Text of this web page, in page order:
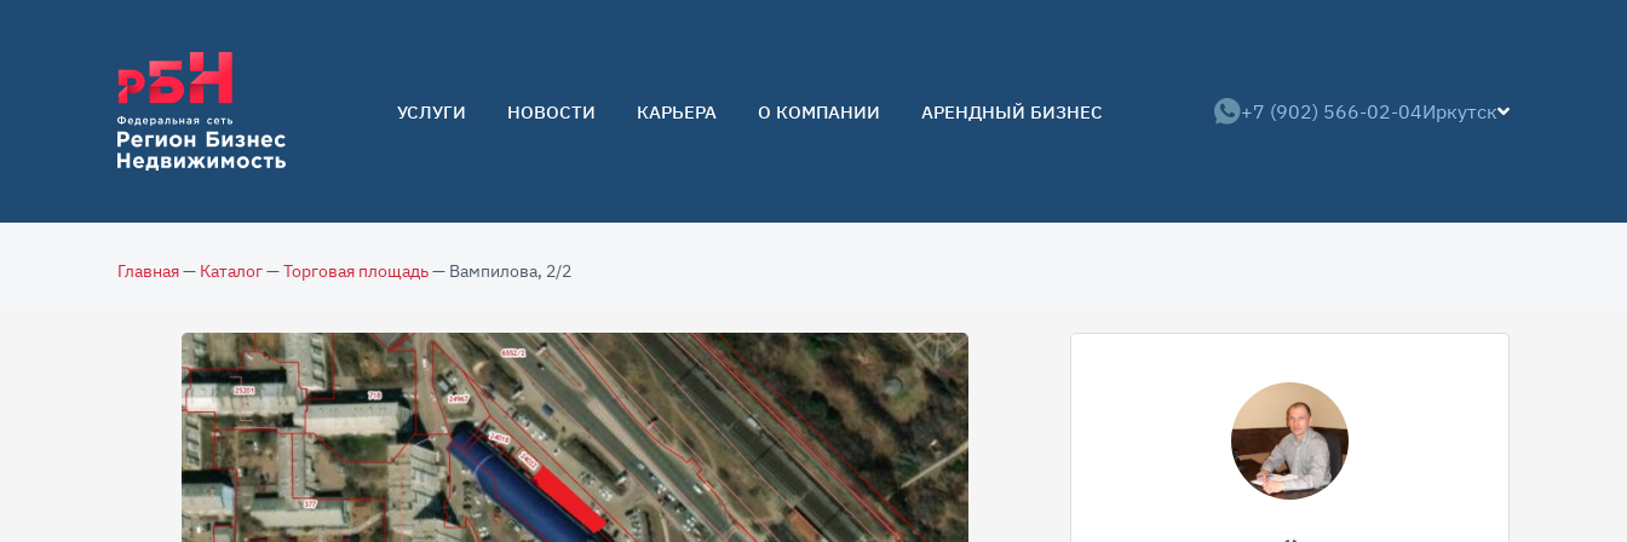
УСЛУГИ
Покупателям
Собственникам
НОВОСТИ КАРЬЕРА О КОМПАНИИ
Команда
АРЕНДНЫЙ БИЗНЕС +7 (902) 566-02-04Иркутск
Главная— Каталог—Торговая площадь— Вампилова, 2/2